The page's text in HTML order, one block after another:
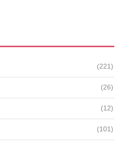
(221)
(26)
(12)
(101)